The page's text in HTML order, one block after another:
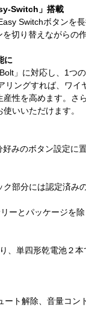
Switch」搭載
Switchボタンを
切り替えながらの作
に
」に対応し、1つ
ングすれば、ワイ
性を高めます。さ
いいただけます。
みのボタン設定に
部分には認定済み
ーとパッケージを除
単四形乾電池２本
ート解除、音量コン